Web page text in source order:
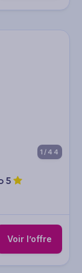
1/44
5
Voir l’offre